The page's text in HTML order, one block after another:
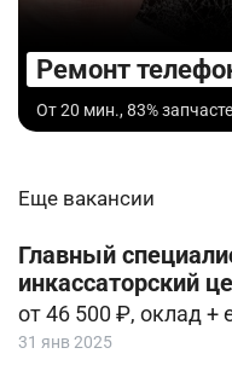
Ремонт
От 20 мин., 83%
Еще вакансии
Главный
инкассаторский
от 46 500 ₽, оклад +
31 янв 2025